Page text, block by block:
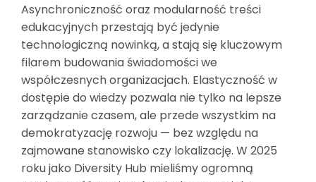
Asynchroniczność oraz modularność treści
edukacyjnych przestają być jedynie
technologiczną nowinką, a stają się kluczowym
filarem budowania świadomości we
współczesnych organizacjach. Elastyczność w
dostępie do wiedzy pozwala nie tylko na lepsze
zarządzanie czasem, ale przede wszystkim na
demokratyzację rozwoju — bez względu na
zajmowane stanowisko czy lokalizację. W 2025
roku jako Diversity Hub mieliśmy ogromną